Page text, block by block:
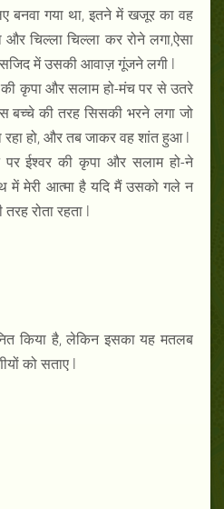
बनवा गया था, इतने में खजूर का वह
चिल्ला चिल्ला कर रोने लगा,ऐसा
में उसकी आवाज़ गूंजने लगी l
कृपा और सलाम हो-मंच पर से उतरे
बच्चे की तरह सिसकी भरने लगा जो
रहा हो, और तब जाकर वह शांत हुआ l
ईश्वर की कृपा और सलाम हो-ने
मेरी आत्मा है यदि मैं उसको गले न
रोता रहता l
किया है, लेकिन इसका यह मतलब
को सताए l